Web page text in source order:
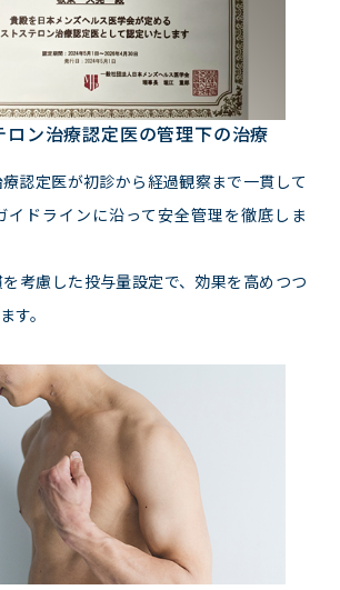
ロン治療認定医の管理下の治療
認定医が初診から経過観察まで一貫して
イドラインに沿って安全管理を徹底しま
考慮した投与量設定で、効果を高めつつ
す。